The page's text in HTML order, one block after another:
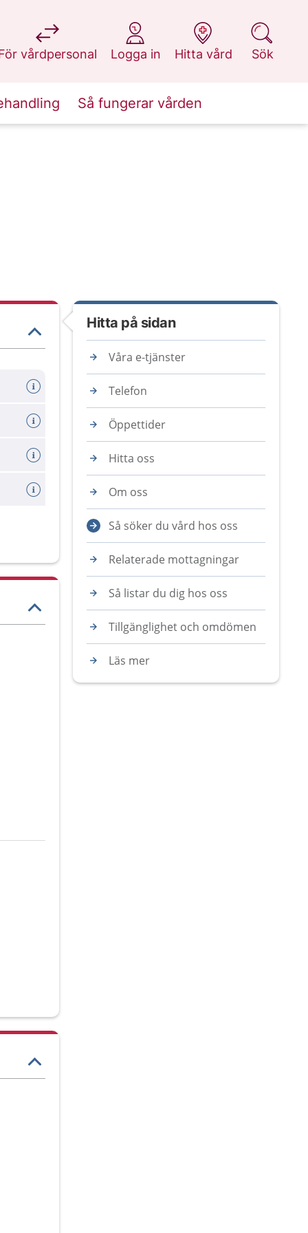
vårdpersonal
på 1177.se
Logga in
på 1177.se
Hitta vård
på 1177.se
Sök
på 1177.se
Så fungerar vården
Hitta på sidan
Våra e-tjänster
Telefon
Öppettider
Hitta oss
Om oss
Så söker du vård hos oss
Relaterade mottagningar
Så listar du dig hos oss
Tillgänglighet och omdömen
Läs mer